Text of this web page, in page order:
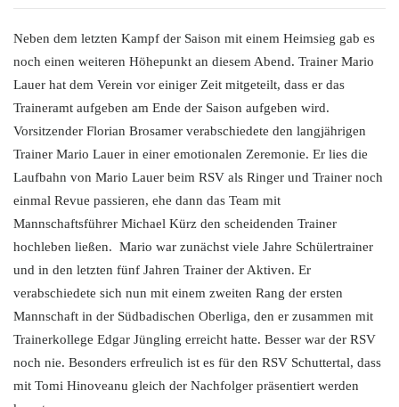
Neben dem letzten Kampf der Saison mit einem Heimsieg gab es
noch einen weiteren Höhepunkt an diesem Abend. Trainer Mario
Lauer hat dem Verein vor einiger Zeit mitgeteilt, dass er das
Traineramt aufgeben am Ende der Saison aufgeben wird.
Vorsitzender Florian Brosamer verabschiedete den langjährigen
Trainer Mario Lauer in einer emotionalen Zeremonie. Er lies die
Laufbahn von Mario Lauer beim RSV als Ringer und Trainer noch
einmal Revue passieren, ehe dann das Team mit
Mannschaftsführer Michael Kürz den scheidenden Trainer
hochleben ließen. Mario war zunächst viele Jahre Schülertrainer
und in den letzten fünf Jahren Trainer der Aktiven. Er
verabschiedete sich nun mit einem zweiten Rang der ersten
Mannschaft in der Südbadischen Oberliga, den er zusammen mit
Trainerkollege Edgar Jüngling erreicht hatte. Besser war der RSV
noch nie. Besonders erfreulich ist es für den RSV Schuttertal, dass
mit Tomi Hinoveanu gleich der Nachfolger präsentiert werden